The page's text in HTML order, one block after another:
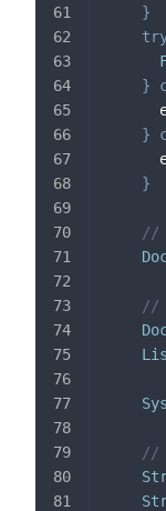
}
}
}
}
//
//
//